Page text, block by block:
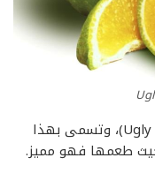
فاكهة أُجلى أو الفاكهة البشعة (Ugly Fruit)، وتسمى بهذا
طعمها فهو مميز.